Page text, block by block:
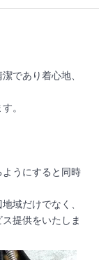
であり着心地、
。
うにすると同時
域だけでなく、
提供をいたしま